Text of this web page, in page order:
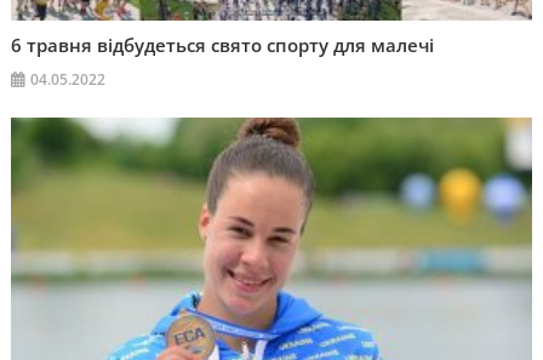
6 травня відбудеться свято спорту для малечі
04.05.2022